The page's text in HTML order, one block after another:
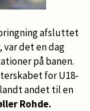
afsluttet
var det en dag
på banen.
for U18-
andet til en
Rohde.